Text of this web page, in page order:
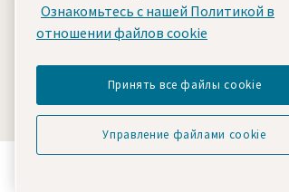
Узнайте, как Atlas Copco Group
Ознакомьтесь с нашей Политикой в
отношении файлов cookie
Принять все файлы cookie
Управление файлами cookie